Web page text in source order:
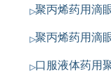
聚丙烯药用滴
聚丙烯药用滴
口服液体药用